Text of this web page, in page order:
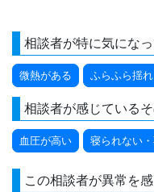
相談者が特に気にな
微熱がある ふらふら揺
相談者が感じている
血圧が高い 寝られない
この相談者が異常を